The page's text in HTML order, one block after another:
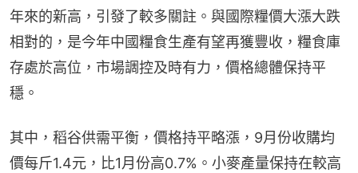
年來的新高，引發了較多關註。與國際糧價大漲大跌
相對的，是今年中國糧食生產有望再獲豐收，糧食庫
存處於高位，市場調控及時有力，價格總體保持平
穩。
其中，稻谷供需平衡，價格持平略漲，9月份收購均
價每斤1.4元，比1月份高0.7%。小麥產量保持在較高